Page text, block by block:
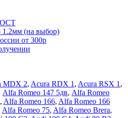
1.2мм (на выбор)
от 300р
MDX 2, Acura RDX 1 , Acura RSX 1 ,
Alfa Romeo 147 5дв, Alfa Romeo
, Alfa Romeo 166, Alfa Romeo 166
Alfa Romeo 75, Alfa Romeo Brera,